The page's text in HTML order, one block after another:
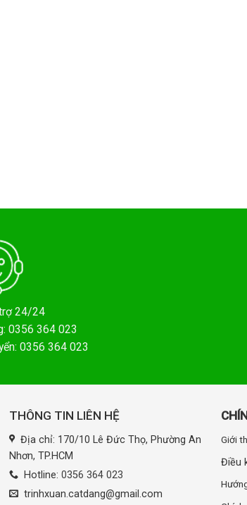
24/24
0356 364 023
0356 364 023
THÔNG TIN LIÊN HỆ
Địa chỉ: 170/10 Lê Đức Thọ, Phường An
Nhơn, TP.HCM
Hotline:0356 364 023
trinhxuan.catdang@gmail.com
Giới
Điều